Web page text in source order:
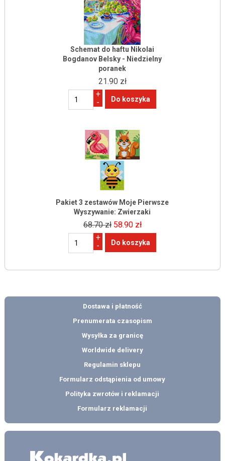
Schemat do haftu Nikolai
Bogdanov Belsky - Niedzielny
poranek
21.90 zł
+
-
Pakiet 3 zestawów Moje Pierwsze
Wyszywanie: Zwierzaki
68.70 zł 58.90 zł
+
-
Dostawa i płatność
Prenumerata czasopism
Wysyłka za granicę
Worldwide delivery
Regulamin sklepu
Formularz odstąpienia od umowy
Polityka zwrotów i reklamacji
Formularz reklamacji